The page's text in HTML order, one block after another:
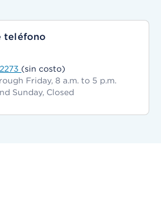
teléfono
(sin costo)
Friday, 8 a.m. to 5 p.m.
Sunday, Closed